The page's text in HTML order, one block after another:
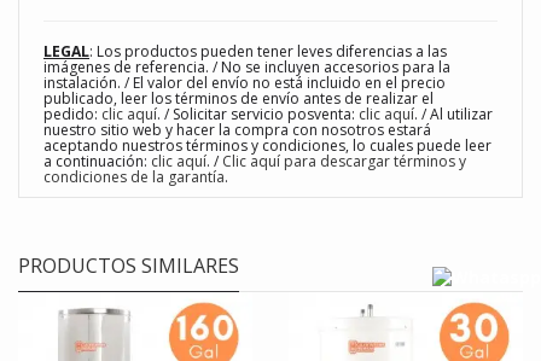
LEGAL: Los productos pueden tener leves diferencias a las
imágenes de referencia. / No se incluyen accesorios para la
instalación. / El valor del envío no está incluido en el precio
publicado, leer los términos de envío antes de realizar el
pedido: clic aquí. / Solicitar servicio posventa: clic aquí. / Al utilizar
nuestro sitio web y hacer la compra con nosotros estará
aceptando nuestros términos y condiciones, lo cuales puede leer
a continuación: clic aquí. / Clic aquí para descargar términos y
condiciones de la garantía.
PRODUCTOS SIMILARES